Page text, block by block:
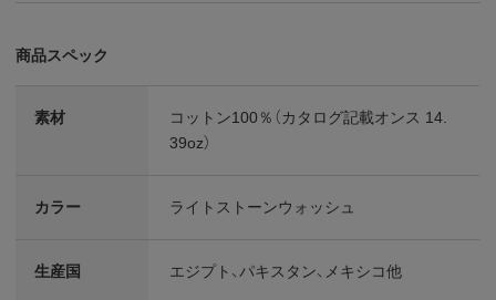
商品スペック
素材
コットン100％（カタログ記載オンス 14.
39oz）
カラー ライトストーンウォッシュ
生産国 エジプト、パキスタン、メキシコ他